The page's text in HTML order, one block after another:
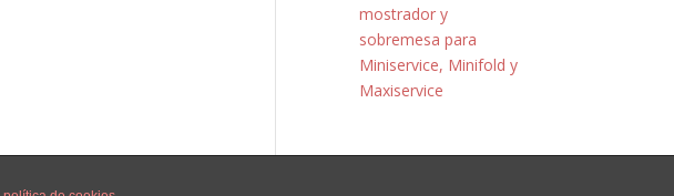
mostrador y
sobremesa para
Miniservice, Minifold y
Maxiservice